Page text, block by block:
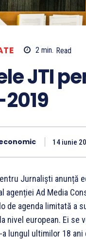
2 min. Read
JTI
14 iunie
Jurnaliști anunță
agenției Ad Media
de agenda limitată a
nivel european. Ei se
lungul ultimilor 18